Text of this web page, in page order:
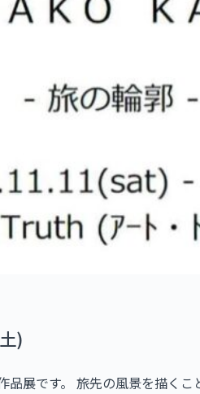
)
展です。 旅先の風景を描く